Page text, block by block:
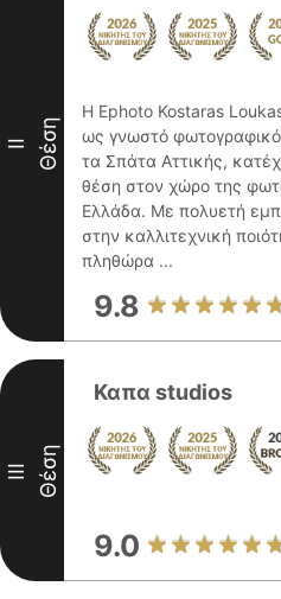
II Θέση
Η Ephoto Kostaras Loukas
ως γνωστό φωτογραφικό
τα Σπάτα Αττικής,
θέση στον χώρο της
Ελλάδα. Με πολυετή
στην καλλιτεχνική
πληθώρα ...
9.8
III Θέση
Καπα studios
9.0